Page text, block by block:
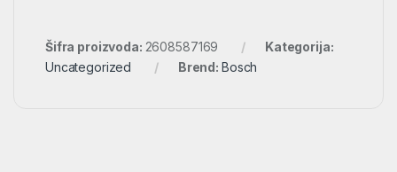
Šifra proizvoda: 2608587169
Kategorija:
Uncategorized
Brend: Bosch